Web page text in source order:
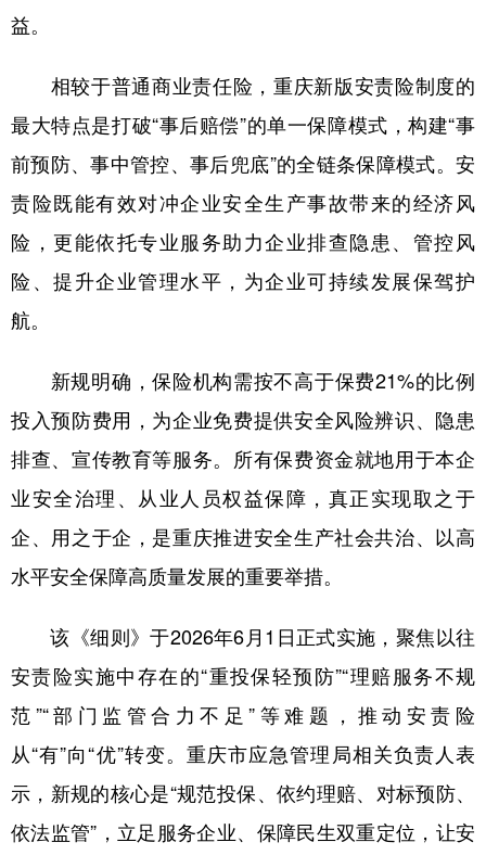
益。
相较于普通商业责任险，重庆新版安责险制度的
最大特点是打破“事后赔偿”的单一保障模式，构建“事
前预防、事中管控、事后兜底”的全链条保障模式。安
责险既能有效对冲企业安全生产事故带来的经济风
险，更能依托专业服务助力企业排查隐患、管控风
险、提升企业管理水平，为企业可持续发展保驾护
航。
新规明确，保险机构需按不高于保费21%的比例
投入预防费用，为企业免费提供安全风险辨识、隐患
排查、宣传教育等服务。所有保费资金就地用于本企
业安全治理、从业人员权益保障，真正实现取之于
企、用之于企，是重庆推进安全生产社会共治、以高
水平安全保障高质量发展的重要举措。
该《细则》于2026年6月1日正式实施，聚焦以往
安责险实施中存在的“重投保轻预防”“理赔服务不规
范”“部门监管合力不足”等难题，推动安责险
从“有”向“优”转变。重庆市应急管理局相关负责人表
示，新规的核心是“规范投保、依约理赔、对标预防、
依法监管”，立足服务企业、保障民生双重定位，让安